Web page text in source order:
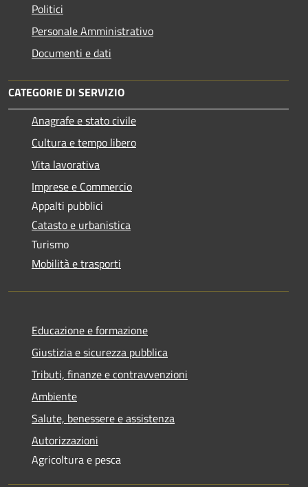
Politici
Personale Amministrativo
Documenti e dati
CATEGORIE DI SERVIZIO
Anagrafe e stato civile
Cultura e tempo libero
Vita lavorativa
Imprese e Commercio
Appalti pubblici
Catasto e urbanistica
Turismo
Mobilità e trasporti
Educazione e formazione
Giustizia e sicurezza pubblica
Tributi, finanze e contravvenzioni
Ambiente
Salute, benessere e assistenza
Autorizzazioni
Agricoltura e pesca